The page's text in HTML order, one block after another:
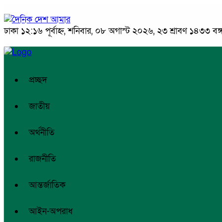
ঢাকা ১২:১৬ পূর্বাহ্ন, শনিবার, ০৮ অগাস্ট ২০২৬, ২৩ শ্রাবণ ১৪৩৩
প্রচ্ছদ
জাতীয়
অর্থনীতি
রাজনীতি
আন্তর্জাতিক
আইন-অপরাধ